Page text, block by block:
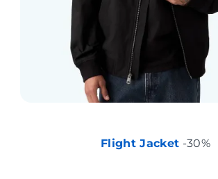
Flight Jacket -30%